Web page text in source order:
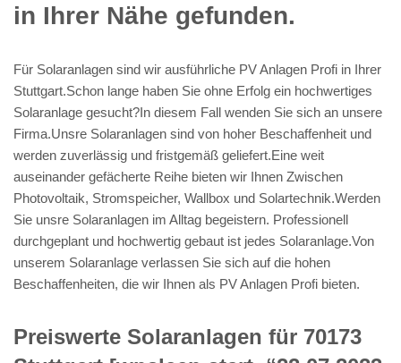
in Ihrer Nähe gefunden.
Für Solaranlagen sind wir ausführliche PV Anlagen Profi in Ihrer
Stuttgart.Schon lange haben Sie ohne Erfolg ein hochwertiges
Solaranlage gesucht?In diesem Fall wenden Sie sich an unsere
Firma.Unsre Solaranlagen sind von hoher Beschaffenheit und
werden zuverlässig und fristgemäß geliefert.Eine weit
auseinander gefächerte Reihe bieten wir Ihnen Zwischen
Photovoltaik, Stromspeicher, Wallbox und Solartechnik.Werden
Sie unsre Solaranlagen im Alltag begeistern. Professionell
durchgeplant und hochwertig gebaut ist jedes Solaranlage.Von
unserem Solaranlage verlassen Sie sich auf die hohen
Beschaffenheiten, die wir Ihnen als PV Anlagen Profi bieten.
Preiswerte Solaranlagen für 70173